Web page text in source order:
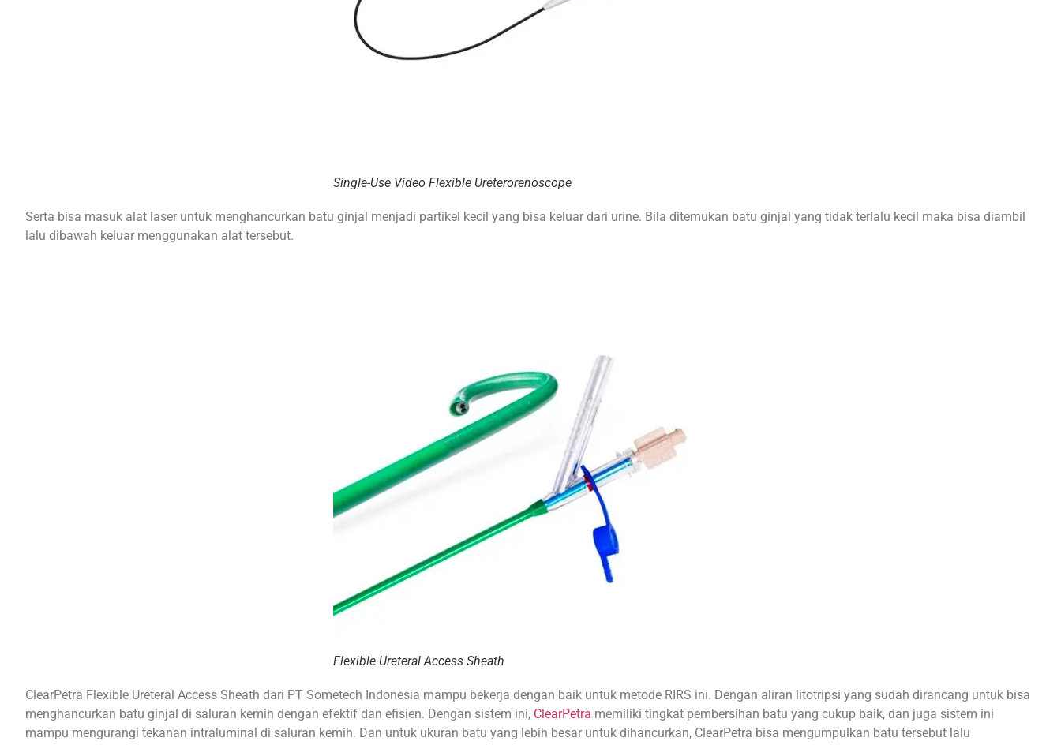
Single-Use Video Flexible Ureterorenoscope
Serta bisa masuk alat laser untuk menghancurkan batu ginjal menjadi partikel kecil yang bisa keluar dari urine. Bila ditemukan batu ginjal yang tidak terlalu kecil maka bisa diambil
lalu dibawah keluar menggunakan alat tersebut.
Flexible Ureteral Access Sheath
ClearPetra Flexible Ureteral Access Sheath dari PT Sometech Indonesia mampu bekerja dengan baik untuk metode RIRS ini. Dengan aliran litotripsi yang sudah dirancang untuk bisa
menghancurkan batu ginjal di saluran kemih dengan efektif dan efisien. Dengan sistem ini, ClearPetra memiliki tingkat pembersihan batu yang cukup baik, dan juga sistem ini
mampu mengurangi tekanan intraluminal di saluran kemih. Dan untuk ukuran batu yang lebih besar untuk dihancurkan, ClearPetra bisa mengumpulkan batu tersebut lalu